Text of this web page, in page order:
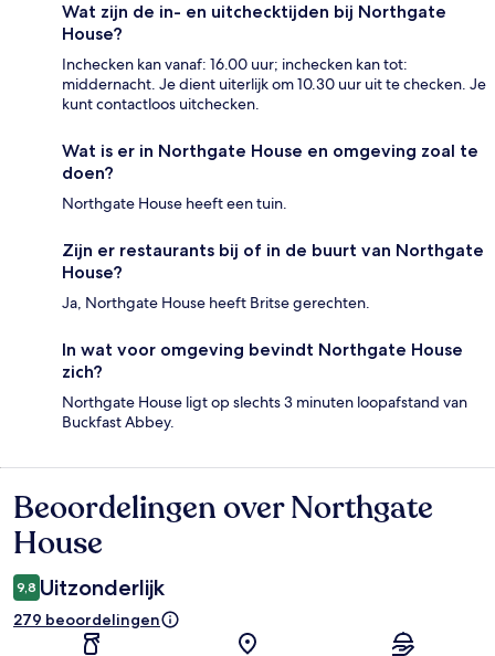
Wat zijn de in- en uitchecktijden bij Northgate
House?
Inchecken kan vanaf: 16.00 uur; inchecken kan tot:
middernacht. Je dient uiterlijk om 10.30 uur uit te checken. Je
kunt contactloos uitchecken.
Wat is er in Northgate House en omgeving zoal te
doen?
Northgate House heeft een tuin.
Zijn er restaurants bij of in de buurt van Northgate
House?
Ja, Northgate House heeft Britse gerechten.
In wat voor omgeving bevindt Northgate House
zich?
Northgate House ligt op slechts 3 minuten loopafstand van
Buckfast Abbey.
Beoordelingen
Beoordelingen over Northgate
House
9,8 Uitzonderlijk
279 beoordelingen